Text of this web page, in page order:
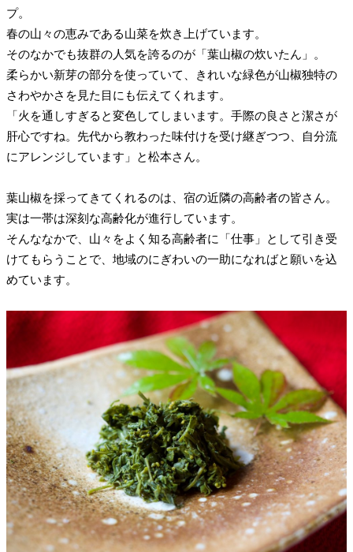
プ。
春の山々の恵みである山菜を炊き上げています。
そのなかでも抜群の人気を誇るのが「葉山椒の炊いたん」。
柔らかい新芽の部分を使っていて、きれいな緑色が山椒独特の
さわやかさを見た目にも伝えてくれます。
「火を通しすぎると変色してしまいます。手際の良さと潔さが
肝心ですね。先代から教わった味付けを受け継ぎつつ、自分流
にアレンジしています」と松本さん。
葉山椒を採ってきてくれるのは、宿の近隣の高齢者の皆さん。
実は一帯は深刻な高齢化が進行しています。
そんななかで、山々をよく知る高齢者に「仕事」として引き受
けてもらうことで、地域のにぎわいの一助になればと願いを込
めています。